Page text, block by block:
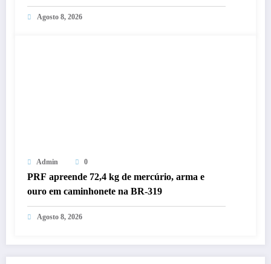
dia a sindicatos
Agosto 8, 2026
Admin 0
PRF apreende 72,4 kg de mercúrio, arma e
ouro em caminhonete na BR-319
Agosto 8, 2026